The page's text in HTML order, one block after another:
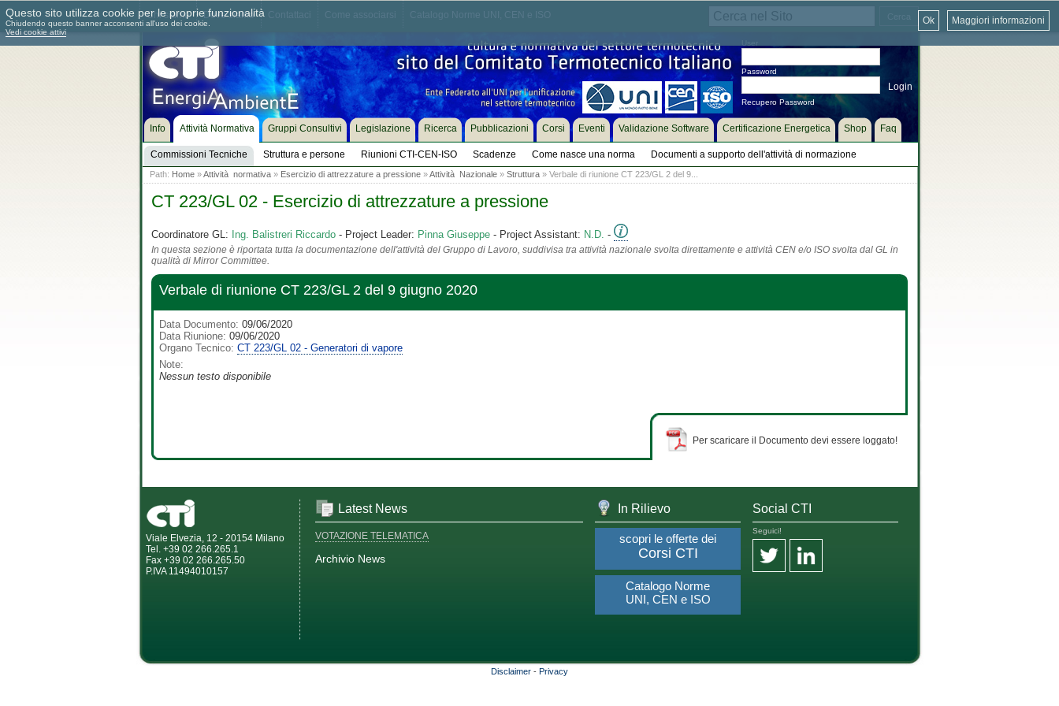
Chi siamo Dove siamo
Password
Recupero Password
Info Attività Normativa
Commissioni Tecniche Struttura e persone Riunioni CTI-CEN-ISO Scadenze Come nasce una norma Documenti a supporto dell'attività di normazione
Gruppi Consultivi Legislazione Ricerca Pubblicazioni Corsi Eventi Validazione Software Certificazione Energetica Shop Faq
Path: Home»Attività normativa» Esercizio di attrezzature a pressione»Attività Nazionale» Struttura» Verbale di riunione CT 223/GL 2 del 9...
CT 223/GL 02 - Esercizio di attrezzature a pressione
Coordinatore GL: Ing. Balistreri Riccardo- Project Leader: Pinna Giuseppe- Project Assistant: N.D. -
In questa sezione è riportata tutta la documentazione dell'attività del Gruppo di Lavoro, suddivisa tra attività nazionale svolta direttamente e attività CEN e/o ISO svolta dal GL in
qualità di Mirror Committee.
Verbale di riunione CT 223/GL 2 del 9 giugno 2020
Data Documento: 09/06/2020
Data Riunione: 09/06/2020
Organo Tecnico: CT 223/GL 02 - Generatori di vapore
Note:
Nessun testo disponibile
Per scaricare il Documento devi essere loggato!
Viale Elvezia, 12 - 20154 Milano
Tel. +39 02 266.265.1
Fax +39 02 266.265.50
P.IVA 11494010157
Latest News
VOTAZIONE TELEMATICA
Archivio News
In Rilievo
scopri le offerte dei
Corsi CTI
Catalogo Norme
UNI, CEN e ISO
Social CTI
Seguici!
Disclaimer - Privacy
Questo sito utilizza cookie per le proprie funzionalità
Chiudendo questo banner acconsenti all'uso dei cookie.
Vedi cookie attivi
Maggiori informazioni
Ok